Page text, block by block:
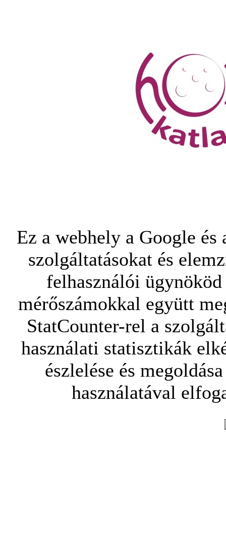
Ez a webhely a Google
szolgáltatásokat és
felhasználói
mérőszámokkal együtt
StatCounter-rel a
használati statisztikák
észlelése és
használatával